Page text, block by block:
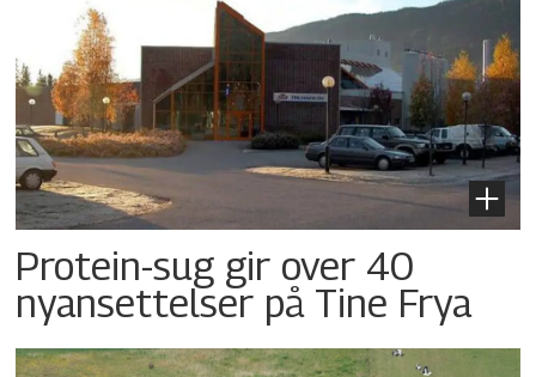
Protein-sug gir over 40
nyansettelser på Tine Frya